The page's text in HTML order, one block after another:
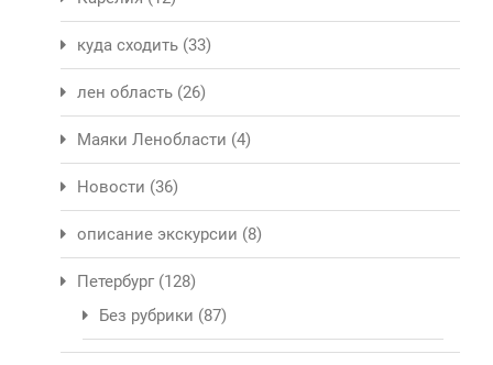
куда сходить (33)
лен область (26)
Маяки Ленобласти (4)
Новости (36)
описание экскурсии (8)
Петербург (128)
Без рубрики (87)